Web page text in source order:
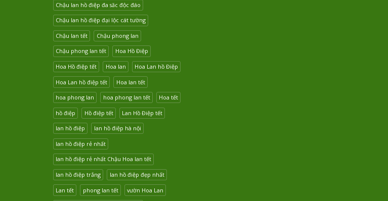
Chậu lan hồ điệp đa săc độc đáo
Chậu lan hồ điệp đại lộc cát tường
Chậu lan tết Chậu phong lan
Chậu phong lan tết Hoa Hồ Điệp
Hoa Hồ điệp tết Hoa lan Hoa Lan hồ Điệp
Hoa Lan hồ điệp tết Hoa lan tết
hoa phong lan hoa phong lan tết Hoa tết
hồ điệp Hồ điệp tết Lan Hồ Điệp tết
lan hồ điệp lan hồ điệp hà nội
lan hồ điệp rẻ nhất
lan hồ điệp rẻ nhất Chậu Hoa lan tết
lan hồ điệp trắng lan hồ điệp đẹp nhất
Lan tết phong lan tết vườn Hoa Lan